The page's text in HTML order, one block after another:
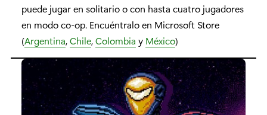
puede jugar en solitario o con hasta cuatro jugadores
en modo co-op. Encuéntralo en Microsoft Store
(Argentina,Chile,Colombia y México)